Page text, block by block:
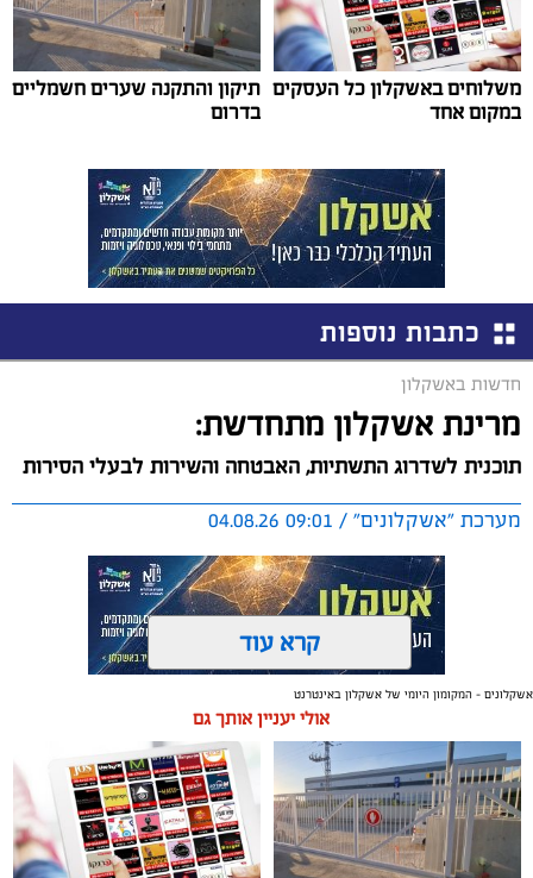
משלוחים באשקלון כל העסקים
במקום אחד
תיקון והתקנה שערים חשמליים
בדרום
כתבות נוספות
חדשות באשקלון
מרינת אשקלון מתחדשת:
תוכנית לשדרוג התשתיות, האבטחה והשירות לבעלי הסירות
מערכת "אשקלונים" / 09:01 04.08.26
תגים:אשקלון, מרינה
החברה הכלכלית הציגה לנציגי בעלי כלי השייט במרינה
תוכנית השקעה מקיפה הכוללת שדרוג התשתיות, חיזוק
מערך האבטחה, הקמת תחנת דלק חדשה ושיפור השירותים.
מנכ"ל החכ"ל: "כל שקל שנגבה מבעלי הסירות חוזר בחזרה
קרא עוד
אשקלונים - המקומון היומי של אשקלון באינטרנט
אולי יעניין אותך גם